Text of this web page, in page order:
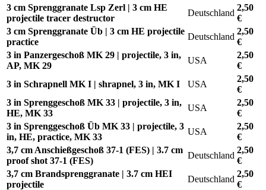
3 cm Sprenggranate Lsp Zerl | 3 cm HE
projectile tracer destructor
Deutschland
2,50
€
3 cm Sprenggranate Üb | 3 cm HE projectile
practice
Deutschland
2,50
€
3 in Panzergeschoß MK 29 | projectile, 3 in,
AP, MK 29
USA
2,50
€
3 in Schrapnell MK I | shrapnel, 3 in, MK I
USA
2,50
€
3 in Sprenggeschoß MK 33 | projectile, 3 in,
HE, MK 33
USA
2,50
€
3 in Sprenggeschoß Üb MK 33 | projectile, 3
in, HE, practice, MK 33
USA
2,50
€
3,7 cm Anschießgeschoß 37-1 (FES) | 3.7 cm
proof shot 37-1 (FES)
Deutschland
2,50
€
3,7 cm Brandsprenggranate | 3.7 cm HEI
projectile
Deutschland
2,50
€